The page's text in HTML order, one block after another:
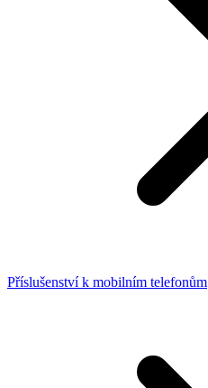
Příslušenství k mobilním telefonům